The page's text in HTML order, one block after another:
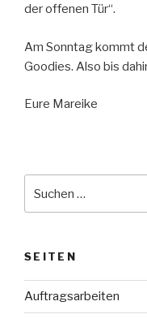
der offenen Tür“.
Am Sonntag kommt
Goodies. Also bis
Eure Mareike
nach:
SEITEN
Auftragsarbeiten